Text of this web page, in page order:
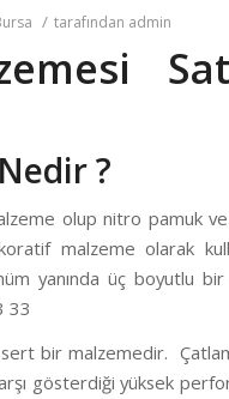
/ tarafından admin
?
olup nitro pamuk
malzeme olarak
yanında üç boyutlu
33
sert bir malzemedir.
gösterdiği yüksek